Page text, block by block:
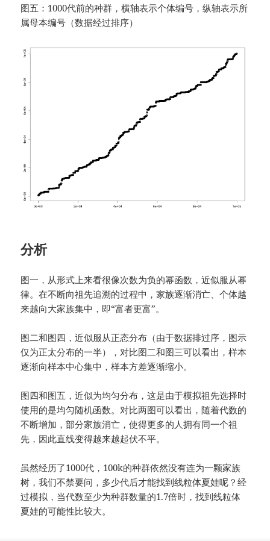
图五：1000代前的种群，横轴表示个体编号，纵轴表示所
属母本编号（数据经过排序）
分析
图一，从形式上来看很像次数为负的幂函数，近似服从幂
律。在不断向祖先追溯的过程中，家族逐渐消亡、个体越
来越向大家族集中，即“富者更富”。
图二和图四，近似服从正态分布（由于数据排过序，图示
仅为正太分布的一半），对比图二和图三可以看出，样本
逐渐向样本中心集中，样本方差逐渐缩小。
图四和图五，近似为均匀分布，这是由于模拟祖先选择时
使用的是均匀随机函数。对比两图可以看出，随着代数的
不断增加，部分家族消亡，使得更多的人拥有同一个祖
先，因此直线变得越来越起伏不平。
虽然经历了1000代，100k的种群依然没有连为一颗家族
树，我们不禁要问，多少代后才能找到线粒体夏娃呢？经
过模拟，当代数至少为种群数量的1.7倍时，找到线粒体
夏娃的可能性比较大。